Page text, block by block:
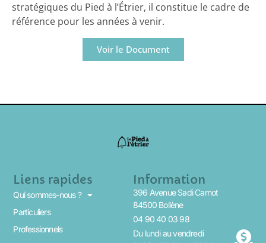
stratégiques du Pied à l’Étrier, il constitue le cadre de
référence pour les années à venir.
Voir le Document
Liens rapides
Qui sommes-nous ?
Particuliers
Professionnels
Information
396 Avenue Sadi Carnot
84500 Bollène
04 90 40 03 98
Du lundi au vendredi